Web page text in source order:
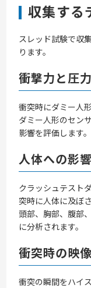
収集する
スレッド試験で収
ります。
衝撃力と圧力
衝突時にダミー人
ダミー人形のセン
影響を評価します。
人体への影響
クラッシュテスト
突時に人体に及ぼ
頭部、胸部、腹部
に分析されます。
衝突時の映像
衝突の瞬間をハイ